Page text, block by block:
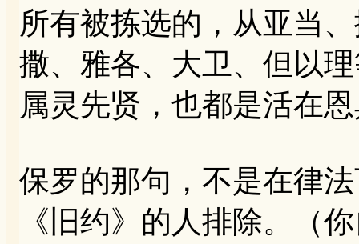
所有被拣选的，从亚当
撒、雅各、大卫、但以
属灵先贤，也都是活在
保罗的那句，不是在律
《旧约》的人排除。（